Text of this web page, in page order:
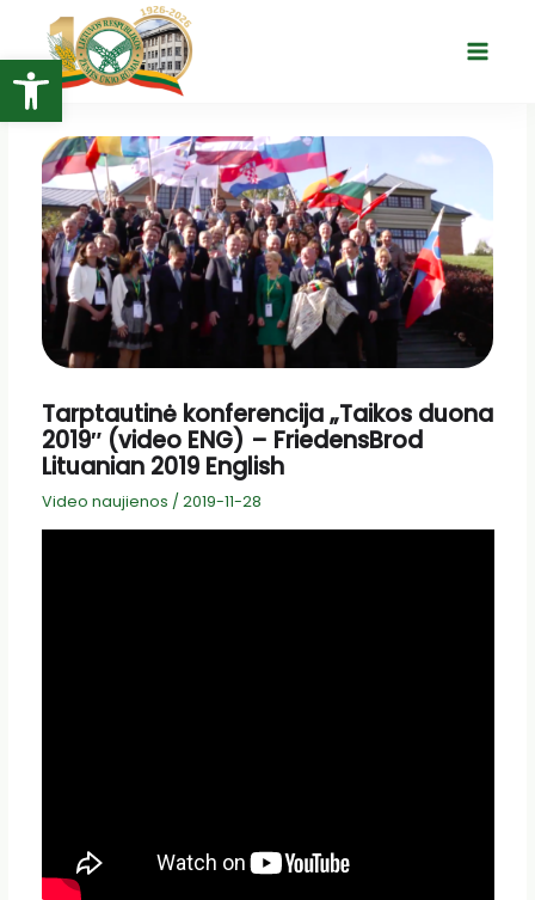
Open toolbar
turinio
Main
Tarptautinė konferencija „Taikos duona
2019″ (video ENG) – FriedensBrod
Lituanian 2019 English
Video naujienos / 2019-11-28